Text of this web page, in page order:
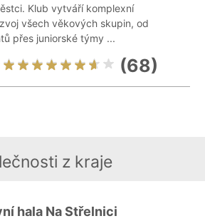
Klub vytváří komplexní
všech věkových skupin, od
přes juniorské týmy ...
(68)
z kraje
hala Na Střelnici